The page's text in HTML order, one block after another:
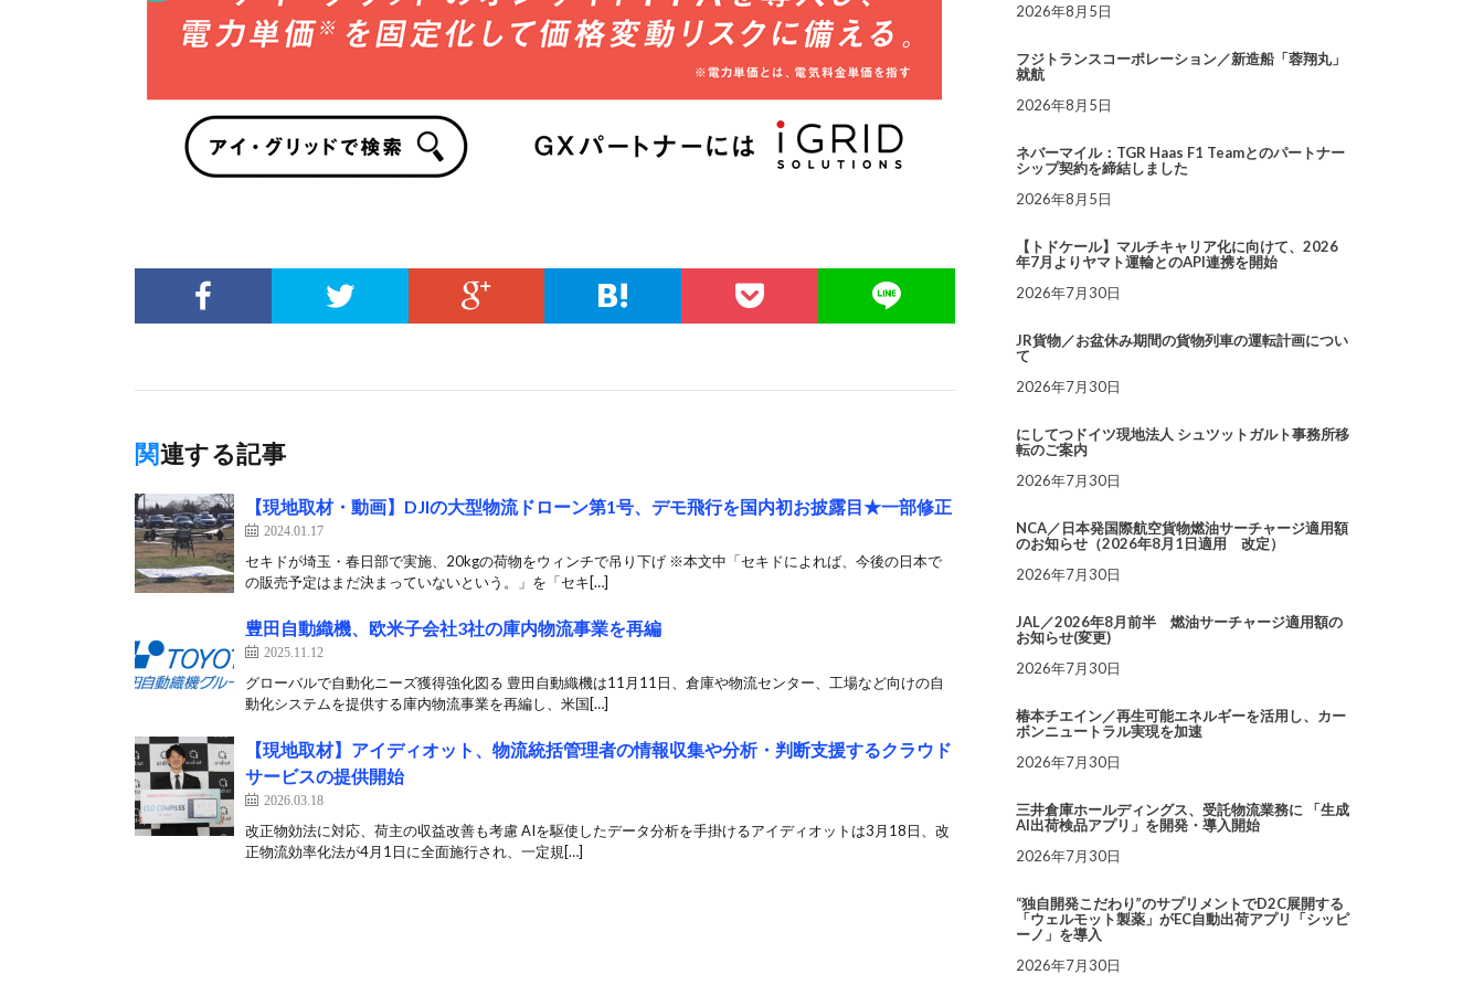
関連する記事
【現地取材・動画】DJIの大型物流ドローン第1号、デモ飛行を国内初お披露目★一部修正
2024.01.17
セキドが埼玉・春日部で実施、20kgの荷物をウィンチで吊り下げ ※本文中「セキドによれば、今後の日本で
の販売予定はまだ決まっていないという。」を「セキ[…]
豊田自動織機、欧米子会社3社の庫内物流事業を再編
2025.11.12
グローバルで自動化ニーズ獲得強化図る 豊田自動織機は11月11日、倉庫や物流センター、工場など向けの自
動化システムを提供する庫内物流事業を再編し、米国[…]
【現地取材】アイディオット、物流統括管理者の情報収集や分析・判断支援するクラウド
サービスの提供開始
2026.03.18
改正物効法に対応、荷主の収益改善も考慮 AIを駆使したデータ分析を手掛けるアイディオットは3月18日、改
正物流効率化法が4月1日に全面施行され、一定規[…]
2026年8月5日
フジトランスコーポレーション／新造船「蓉翔丸」
就航
2026年8月5日
ネバーマイル：TGR Haas F1 Teamとのパートナー
シップ契約を締結しました
2026年8月5日
【トドケール】マルチキャリア化に向けて、2026
年7月よりヤマト運輸とのAPI連携を開始
2026年7月30日
JR貨物／お盆休み期間の貨物列車の運転計画につい
て
2026年7月30日
にしてつドイツ現地法人 シュツットガルト事務所移
転のご案内
2026年7月30日
NCA／日本発国際航空貨物燃油サーチャージ適用額
のお知らせ（2026年8月1日適用 改定）
2026年7月30日
JAL／2026年8月前半 燃油サーチャージ適用額の
お知らせ(変更)
2026年7月30日
椿本チエイン／再生可能エネルギーを活用し、カー
ボンニュートラル実現を加速
2026年7月30日
三井倉庫ホールディングス、受託物流業務に 「生成
AI出荷検品アプリ」を開発・導入開始
2026年7月30日
“独自開発こだわり”のサプリメントでD2C展開する
「ウェルモット製薬」がEC自動出荷アプリ「シッピ
ーノ」を導入
2026年7月30日